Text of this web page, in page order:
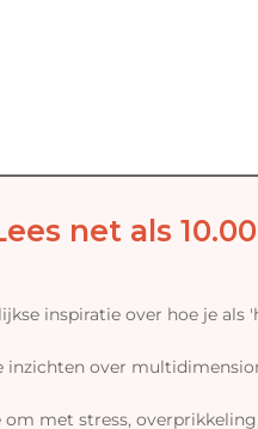
net als
inspiratie over hoe je
inzichten over
om met stress,